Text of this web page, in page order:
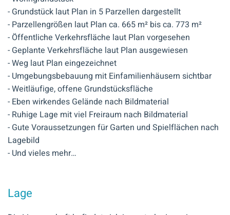
- Grundstück laut Plan in 5 Parzellen dargestellt
- Parzellengrößen laut Plan ca. 665 m² bis ca. 773 m²
- Öffentliche Verkehrsfläche laut Plan vorgesehen
- Geplante Verkehrsfläche laut Plan ausgewiesen
- Weg laut Plan eingezeichnet
- Umgebungsbebauung mit Einfamilienhäusern sichtbar
- Weitläufige, offene Grundstücksfläche
- Eben wirkendes Gelände nach Bildmaterial
- Ruhige Lage mit viel Freiraum nach Bildmaterial
- Gute Voraussetzungen für Garten und Spielflächen nach
Lagebild
- Und vieles mehr…
Lage